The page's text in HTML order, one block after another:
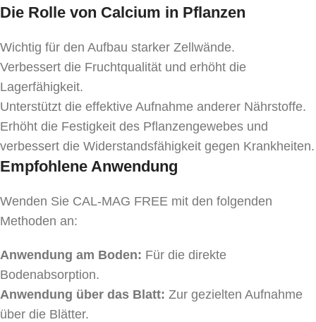
Die Rolle von Calcium in Pflanzen
Wichtig für den Aufbau starker Zellwände.
Verbessert die Fruchtqualität und erhöht die
Lagerfähigkeit.
Unterstützt die effektive Aufnahme anderer Nährstoffe.
Erhöht die Festigkeit des Pflanzengewebes und
verbessert die Widerstandsfähigkeit gegen Krankheiten.
Empfohlene Anwendung
Wenden Sie CAL-MAG FREE mit den folgenden
Methoden an:
Anwendung am Boden: Für die direkte
Bodenabsorption.
Anwendung über das Blatt: Zur gezielten Aufnahme
über die Blätter.